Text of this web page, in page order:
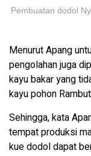
Pembuatan dodol
Menurut Apang
pengolahan juga
kayu bakar yang
kayu pohon
Sehingga, kata
tempat produksi
kue dodol dapat